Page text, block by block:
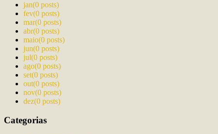
jan(0 posts)
fev(0 posts)
mar(0 posts)
abr(0 posts)
maio(0 posts)
jun(0 posts)
jul(0 posts)
ago(0 posts)
set(0 posts)
out(0 posts)
nov(0 posts)
dez(0 posts)
Categorias